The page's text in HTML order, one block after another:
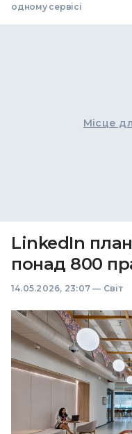
одному сервісі
Місце
LinkedIn
понад 800
14.05.2026, 23:07 — Світ